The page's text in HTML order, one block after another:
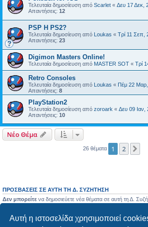
Αυτή η ιστοσελίδα χρησιμοποιεί
Τελευταία δημοσίευση από Scarlet « Δευ 17 Δεκ,
Απαντήσεις: 12
PSP H PS2?
Τελευταία δημοσίευση από Loukas « Τρί 11 Σεπ,
Απαντήσεις: 23
Digimon Masters Online!
Τελευταία δημοσίευση από MASTER SOT « Τρί
Retro Consoles
Τελευταία δημοσίευση από Loukas « Πέμ 22
Απαντήσεις: 8
PlayStation2
Τελευταία δημοσίευση από zoroark « Δευ 09 Ιαν,
Απαντήσεις: 10
Νέο Θέμα
26 θέματα 1 2
ΠΡΟΣΒΆΣΕΙΣ ΣΕ ΑΥΤΉ ΤΗ Δ. ΣΥΖΉΤΗΣΗ
Δεν μπορείτε να δημοσιεύετε νέα θέματα σε αυτή τη Δ.
Δεν μπορείτενα διαγράφετε τις δημοσιεύσεις σας σε αυτή